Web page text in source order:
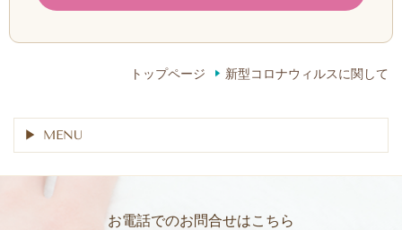
トップページ 新型コロナウィルスに関して
MENU
お電話でのお問合せはこちら